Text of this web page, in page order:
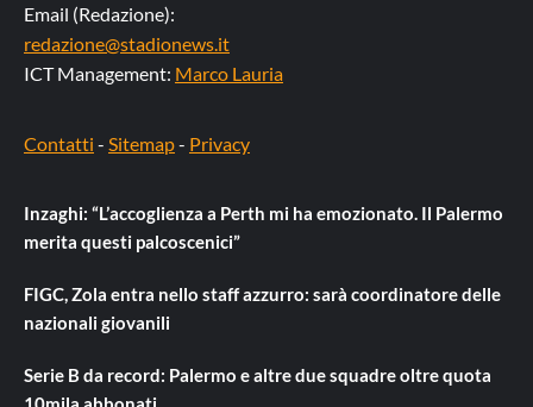
Email (Redazione):
redazione@stadionews.it
ICT Management: Marco Lauria
Contatti - Sitemap- Privacy
Inzaghi: “L’accoglienza a Perth mi ha emozionato. Il Palermo
merita questi palcoscenici”
FIGC, Zola entra nello staff azzurro: sarà coordinatore delle
nazionali giovanili
Serie B da record: Palermo e altre due squadre oltre quota